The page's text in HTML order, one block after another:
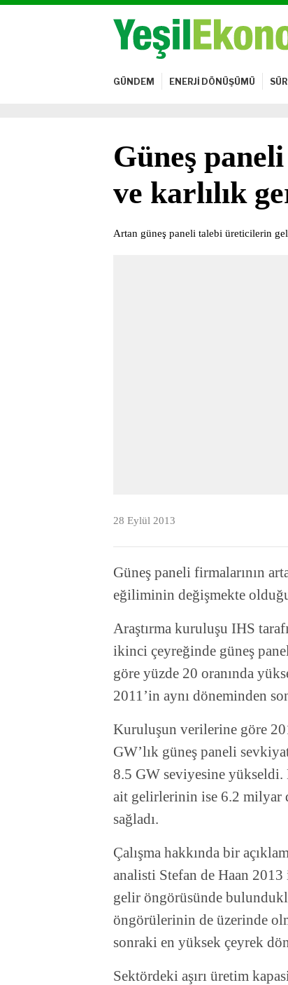
GÜNDEM ENERJİ DÖNÜŞÜMÜ
Güneş
ve karlılık
Artan güneş paneli talebi üreticilerin
28 Eylül 2013
Güneş paneli firmalarının
eğiliminin değişmekte
Araştırma kuruluşu IHS
ikinci çeyreğinde güneş
göre yüzde 20 oranında
2011’in aynı döneminden
Kuruluşun verilerine göre
GW’lık güneş paneli
8.5 GW seviyesine
ait gelirlerinin ise 6.2 milyar
sağladı.
Çalışma hakkında bir
analisti Stefan de Haan
gelir öngörüsünde
öngörülerinin de üzerinde
sonraki en yüksek çeyrek
Sektördeki aşırı üretim